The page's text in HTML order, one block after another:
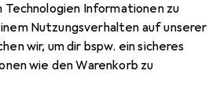
Technologien Informationen zu
Nutzungsverhalten auf unserer
wir, um dir bspw. ein sicheres
wie den Warenkorb zu
2 Bilder
Quickbox Maxi